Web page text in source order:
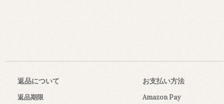
返品について
返品期限
お支払い方法
Amazon Pay